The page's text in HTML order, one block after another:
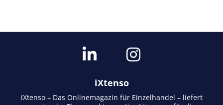
iXtenso
iXtenso – Das Onlinemagazin für Einzelhandel – liefert